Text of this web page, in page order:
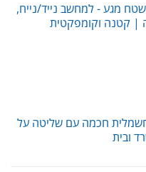
מגע - למחשב נייד/נייח,
| קטנה וקומפקטית
חכמה עם שליטה על
ובית